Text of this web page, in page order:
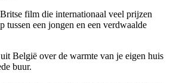
film die internationaal veel prijzen
tussen een jongen en een verdwaalde
België over de warmte van je eigen huis
buur.